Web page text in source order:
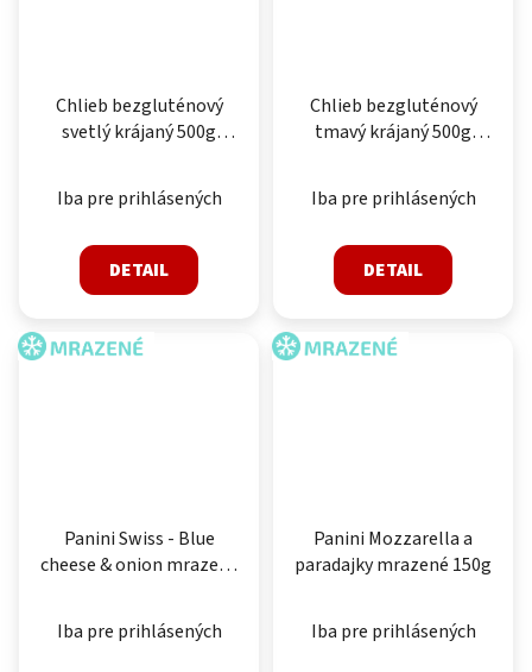
Chlieb bezgluténový
svetlý krájaný 500g
Iba pre prihlásených
DETAIL
Chlieb bezgluténový
tmavý krájaný 500g
Iba pre prihlásených
DETAIL
MRAZENÉ
Panini Swiss - Blue
cheese & onion mrazené
Iba pre prihlásených
MRAZENÉ
Panini Mozzarella a
paradajky mrazené 150g
Iba pre prihlásených